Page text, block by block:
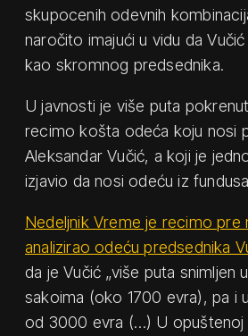
skupocenih odevnih
naročito imajući u vidu da
kao skromnog predsednika.
U javnosti je više puta
recimo košta odeća koju nosi
Aleksandar Vučić, a koji je
izjavio da nosi odeću iz
Nedeljnik Vreme je recimo pre
analizirao odeću predsednika
da je Vučić „više puta snimljen
sakoima (oko 1700 evra), pa i
od 3000 evra (…) U opuštenoj